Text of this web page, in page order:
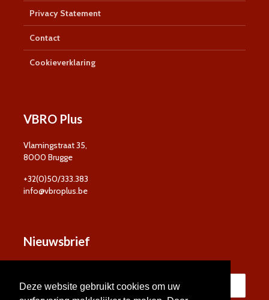
Deze website gebruikt cookies om uw
Privacy Statement
Contact
Cookieverklaring
VBRO Plus
Vlamingstraat 35,
8000 Brugge
+32(0)50/333.383
info@vbroplus.be
Nieuwsbrief